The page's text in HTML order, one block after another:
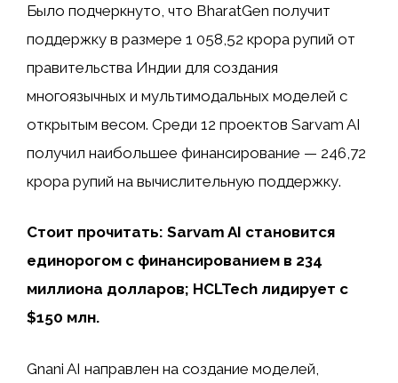
Было подчеркнуто, что BharatGen получит
поддержку в размере 1 058,52 крора рупий от
правительства Индии для создания
многоязычных и мультимодальных моделей с
открытым весом. Среди 12 проектов Sarvam AI
получил наибольшее финансирование — 246,72
крора рупий на вычислительную поддержку.
Стоит прочитать: Sarvam AI становится
единорогом с финансированием в 234
миллиона долларов; HCLTech лидирует с
$150 млн.
Gnani AI направлен на создание моделей,